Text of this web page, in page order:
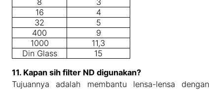
8
3
16
4
32
5
400
9
1000
11,3
Din Glass
15
11. Kapan sih filter ND digunakan?
Tujuannya adalah membantu lensa-lensa dengan